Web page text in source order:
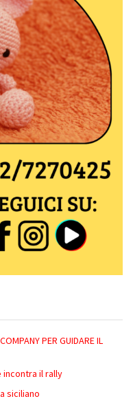
PER GUIDARE IL
incontra il rally
siciliano